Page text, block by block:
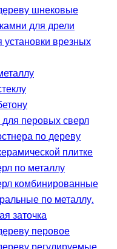
шнековые
для дрели
врезных
перовых сверл
по дереву
плитке
по металлу
комбинированные
по металлу,
заточка
перовое